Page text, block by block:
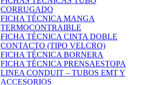
CORRUGADO
FICHA TÉCNICA MANGA
TERMOCONTRAIBLE
FICHA TÉCNICA CINTA DOBLE
CONTACTO (TIPO VELCRO)
FICHA TÉCNICA BORNERA
FICHA TÉCNICA PRENSAESTOPA
LINEA CONDUIT – TUBOS EMT Y
ACCESORIOS